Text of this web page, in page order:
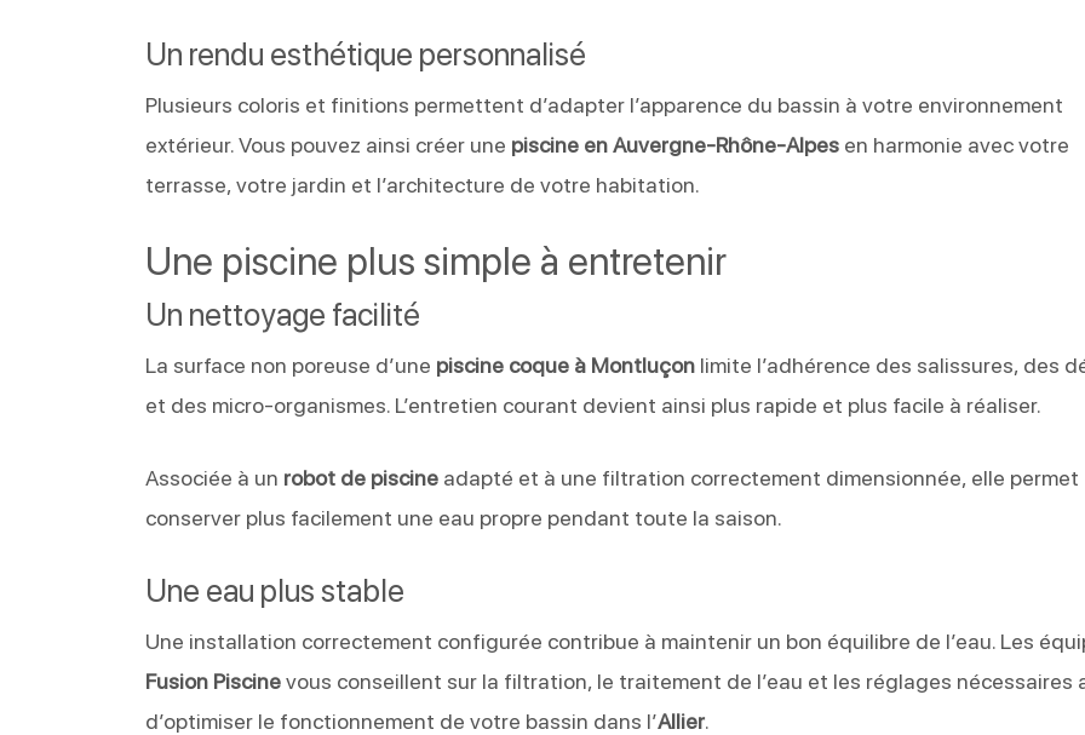
Un rendu esthétique personnalisé
Plusieurs coloris et finitions permettent d’adapter l’apparence du bassin à votre environnement
extérieur. Vous pouvez ainsi créer une piscine en Auvergne-Rhône-Alpes en harmonie avec votre
terrasse, votre jardin et l’architecture de votre habitation.
Une piscine plus simple à entretenir
Un nettoyage facilité
La surface non poreuse d’une piscine coque à Montluçon limite l’adhérence des salissures, des
et des micro-organismes. L’entretien courant devient ainsi plus rapide et plus facile à réaliser.
Associée à un robot de piscine adapté et à une filtration correctement dimensionnée, elle permet
conserver plus facilement une eau propre pendant toute la saison.
Une eau plus stable
Une installation correctement configurée contribue à maintenir un bon équilibre de l’eau. Les
Fusion Piscinevous conseillent sur la filtration, le traitement de l’eau et les réglages nécessaires
d’optimiser le fonctionnement de votre bassin dans l’Allier.